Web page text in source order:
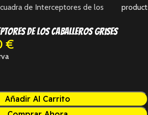
de Interceptores de los
de los Caballeros Grises
€
Añadir Al Carrito